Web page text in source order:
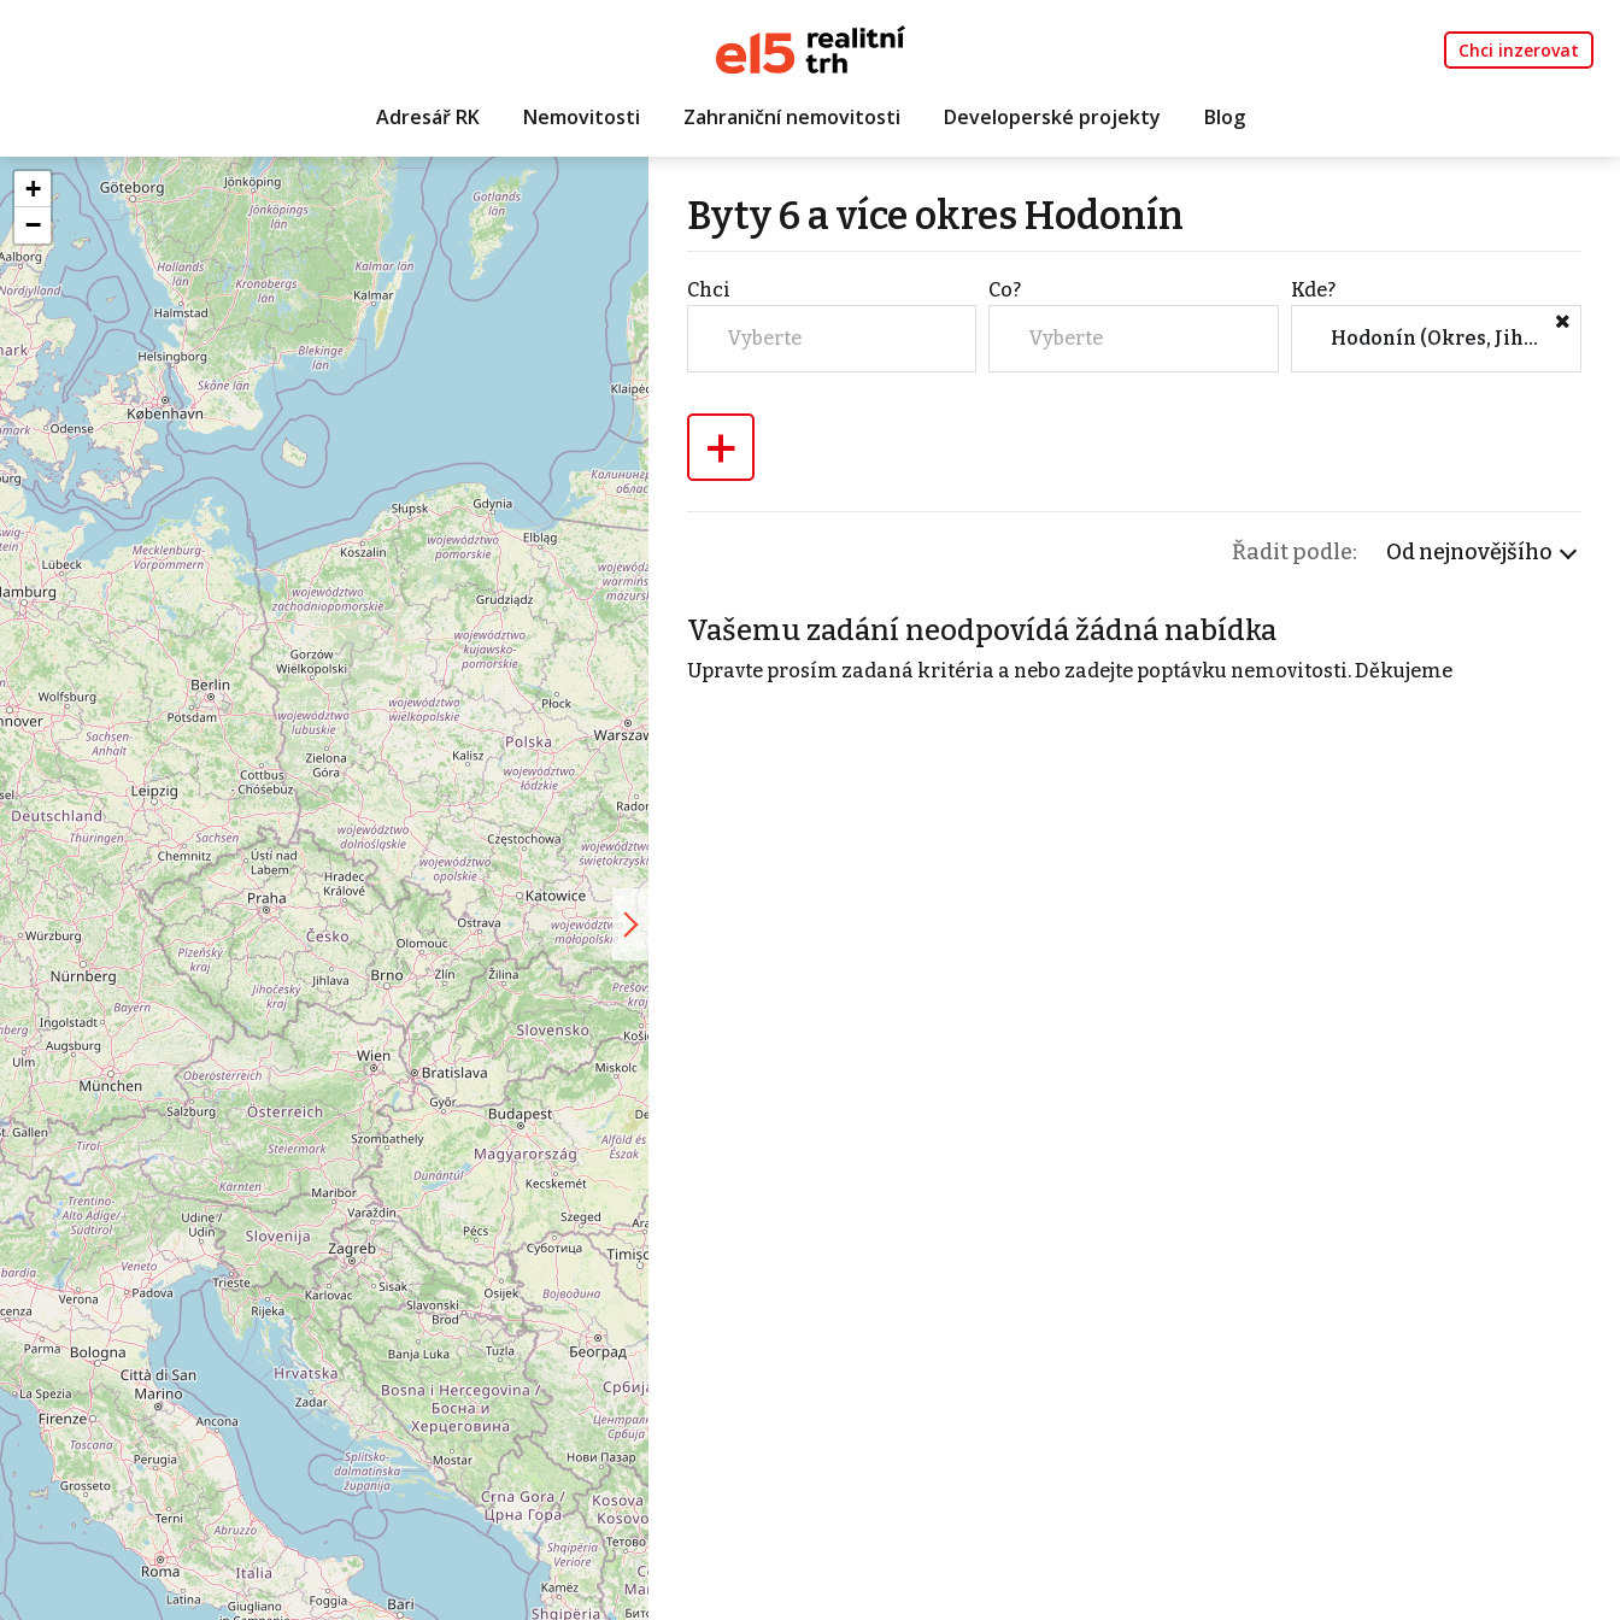
Chci inzerovat
Adresář RK Nemovitosti Zahraniční nemovitosti Developerské projekty Blog
+
−
Byty 6 a více okres Hodonín
Chci
Vyberte
Co?
Vyberte
Kde?
Hodonín (Okres, Jihomoravský kraj)
+
Řadit podle: Od nejnovějšího
Vašemu zadání neodpovídá žádná nabídka
Upravte prosím zadaná kritéria a nebo zadejte poptávku nemovitosti. Děkujeme